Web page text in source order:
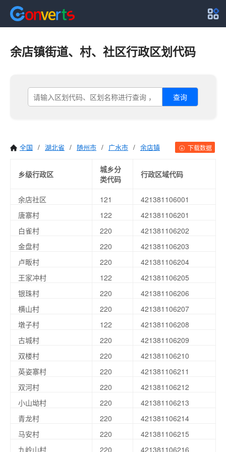
余店镇街道、村、社区行政区划代码
查询
全国 / 湖北省 / 随州市 / 广水市 / 余店镇 下载数据
乡级行政区
城乡分
类代码
行政区域代码
余店社区 121
421381106001
唐寨村
122
421381106201
白雀村
220
421381106202
金盘村
220
421381106203
卢畈村
220
421381106204
王家冲村
122
421381106205
银珠村
220
421381106206
横山村
220
421381106207
墩子村
122
421381106208
古城村
220
421381106209
双楼村
220
421381106210
英姿寨村
220
421381106211
双河村
220
421381106212
小山坳村
220
421381106213
青龙村
220
421381106214
马安村
220
421381106215
九岭山村
220 421381106216